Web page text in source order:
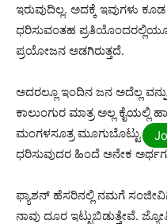
ಇರುವುದಿಲ್ಲ. ಅದಕ್ಕೆ ಇವುಗಳು
ಧರಿಸುವಂತಹ
ಪ್ರಯೋಜನ ಅಡಗಿರುತ್ತದೆ.
ಅದರಲ್ಲೂ ಇಂದಿನ ಜನ ಅದೆಲ್ಲ
ಕಾಲುಂಗುರ ಮಾತ್ರ ಅಲ್ಲ ಕೈಯಲ್ಲಿ
ಮಂಗಳಸೂತ್ರ ಮೂಗುಬೊಟ್ಟು ಹೀಗೆ
ಧರಿಸುವುದರ ಹಿಂದೆ ಅನೇಕ
ಫ್ಯಾಶನ್ ಹೆಸರಿನಲ್ಲಿ ನಮಗೆ
ನಾವು ದೂರ ಇಟ್ಟುಬಿಡುತ್ತೇವೆ.